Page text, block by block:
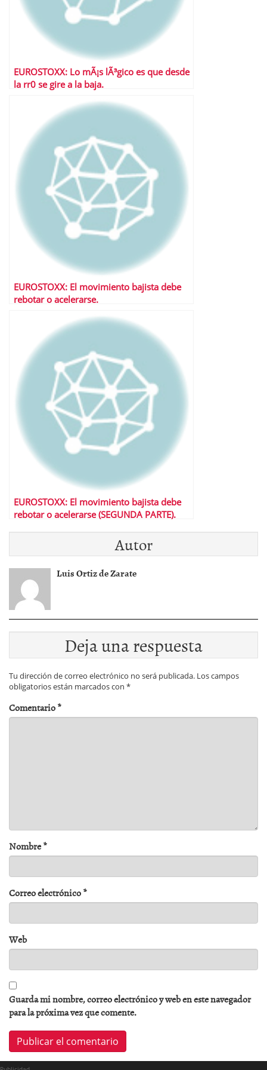
EUROSTOXX: Lo mÃ¡s lÃ³gico es que desde
la rr0 se gire a la baja.
EUROSTOXX: El movimiento bajista debe
rebotar o acelerarse.
EUROSTOXX: El movimiento bajista debe
rebotar o acelerarse (SEGUNDA PARTE).
Autor
Luis Ortiz de Zarate
Deja una respuesta
Tu dirección de correo electrónico no será publicada. Los campos
obligatorios están marcados con *
Comentario*
Nombre*
Correo electrónico*
Web
Guarda mi nombre, correo electrónico y web en este navegador
para la próxima vez que comente.